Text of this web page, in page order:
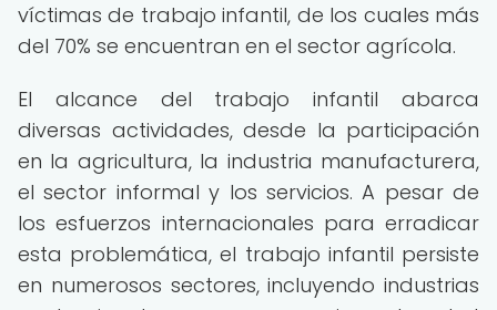
víctimas de trabajo infantil, de los cuales más
del 70% se encuentran en el sector agrícola.
El alcance del trabajo infantil abarca
diversas actividades, desde la participación
en la agricultura, la industria manufacturera,
el sector informal y los servicios. A pesar de
los esfuerzos internacionales para erradicar
esta problemática, el trabajo infantil persiste
en numerosos sectores, incluyendo industrias